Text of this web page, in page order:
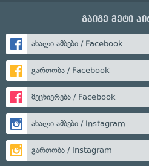
გაიგე მეტი
ახალი ამბები / Facebook
გართობა / Facebook
მეცნიერება / Facebook
ახალი ამბები / Instagram
გართობა / Instagram